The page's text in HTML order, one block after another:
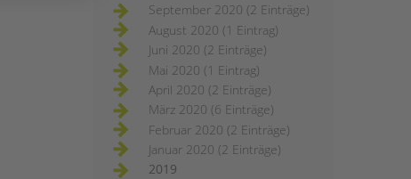
September 2020 (2 Einträge)
August 2020 (1 Eintrag)
Juni 2020 (2 Einträge)
Mai 2020 (1 Eintrag)
April 2020 (2 Einträge)
März 2020 (6 Einträge)
Februar 2020 (2 Einträge)
Januar 2020 (2 Einträge)
2019